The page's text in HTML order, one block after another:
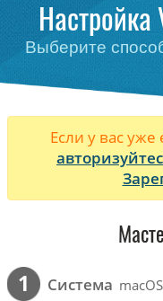
Настройка
Выберите
Если у вас уже
1 Cистема macOS